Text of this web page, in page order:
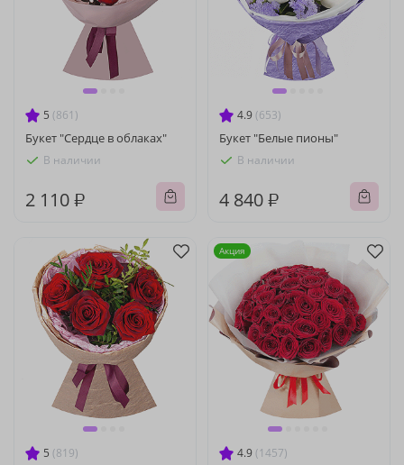
5 (861)
Букет "Сердце в облаках"
В наличии
2 110 ₽
4.9 (653)
Букет "Белые пионы"
В наличии
4 840 ₽
5 (819) 4.9 (1457)
Акция